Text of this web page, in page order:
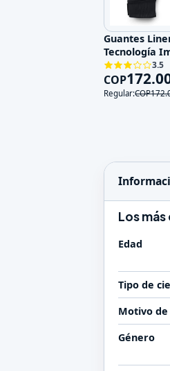
Guantes
Tecnología
Touch Sc 3.5
COP
Regular:COP
Los
Edad
Tipo de
Motivo de
Género